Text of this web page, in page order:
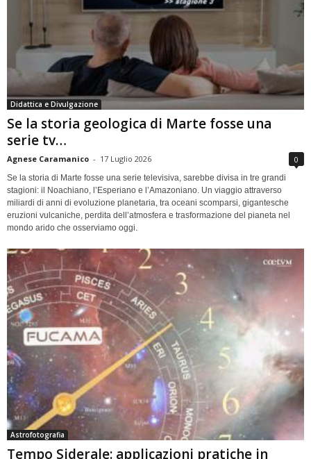
Didattica e Divulgazione
Se la storia geologica di Marte fosse una
serie tv…
Agnese Caramanico - 17 Luglio 2026 0
Se la storia di Marte fosse una serie televisiva, sarebbe divisa in tre grandi
stagioni: il Noachiano, l’Esperiano e l’Amazoniano. Un viaggio attraverso
miliardi di anni di evoluzione planetaria, tra oceani scomparsi, gigantesche
eruzioni vulcaniche, perdita dell’atmosfera e trasformazione del pianeta nel
mondo arido che osserviamo oggi.
Astrofotografia
Tempo Siderale: applicazioni pratiche in